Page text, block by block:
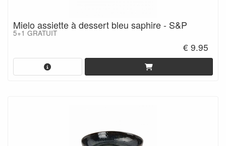
Mielo assiette à dessert bleu saphire - S&P
5+1 GRATUIT
€ 9.95